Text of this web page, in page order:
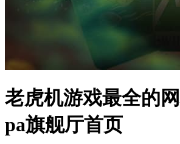
老虎机游戏最全的
pa旗舰厅首页